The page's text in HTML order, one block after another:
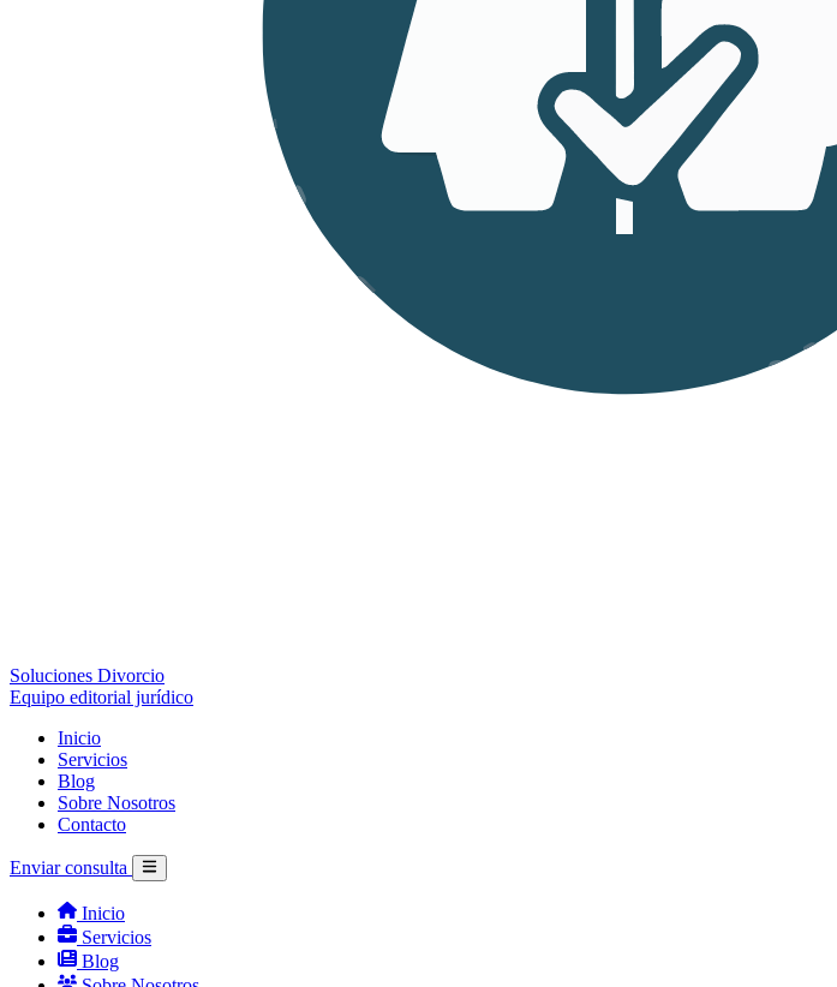
Soluciones Divorcio
Equipo editorial jurídico
Inicio
Servicios
Blog
Sobre Nosotros
Contacto
Enviar consulta
Inicio
Servicios
Blog